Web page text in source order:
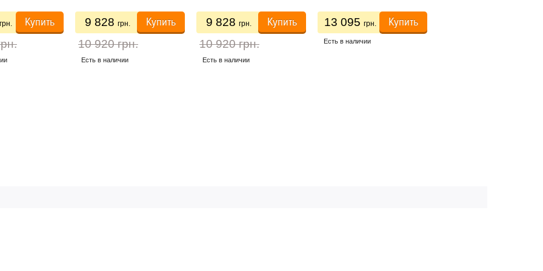
грн. Купить 9 828 грн. Купить
10 920 грн.
Есть в наличии
9 828 грн. Купить
10 920 грн.
Есть в наличии
13 095 грн. Купить
Есть в наличии